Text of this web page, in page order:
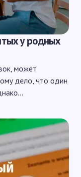
у родных
может
дело, что один